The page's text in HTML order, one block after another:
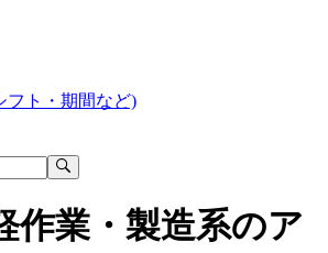
フト・期間など)
作業・製造系のア